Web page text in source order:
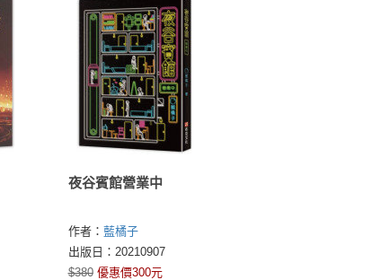
夜谷賓館營業中
作者： 藍橘子
出版日：20210907
$380 優惠價300元